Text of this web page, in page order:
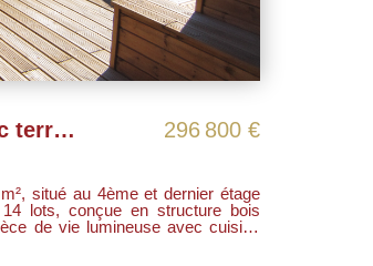
À vendre - Superbe T3 récent avec terrasse sur le toit - Toulouse / Rue Louis Plana 296 800 €
situé au 4ème et dernier étage
lots, conçue en structure bois